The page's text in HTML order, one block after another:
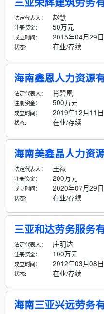
法定代表人： 赵慧
注册资金： 50万元
成立时间： 2015年04月29日
状态: 在业/存续
海南鑫恩人力资源
法定代表人： 肖碧凰
注册资金： 500万元
成立时间： 2019年12月11日
状态: 在业/存续
海南美鑫晶人力资
法定代表人： 王禄
注册资金： 200万元
成立时间： 2020年07月29日
状态: 在业/存续
三亚和达劳务服务
法定代表人： 庄明达
注册资金： 100万元
成立时间： 2012年03月08日
状态: 在业/存续
海南三亚兴远劳务